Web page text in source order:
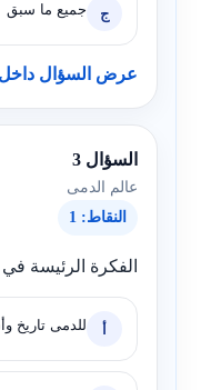
ج جميع ما سبق
عرض السؤال داخل
السؤال 3
عالم الدمى
النقاط: 1
الفكرة الرئيسة
أ للدمى تاريخ